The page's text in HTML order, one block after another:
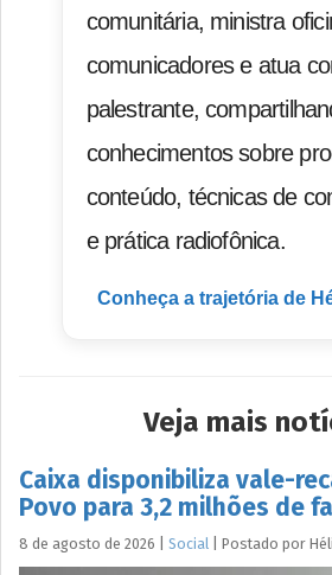
comunitária, ministra
comunicadores e atua
palestrante,
conhecimentos sobre
conteúdo, técnicas de
e prática radiofônica.
Conheça a trajetória de
Veja mais
Caixa disponibiliza vale-
Povo para 3,2 milhões de
8 de agosto de 2026 Social Postado por